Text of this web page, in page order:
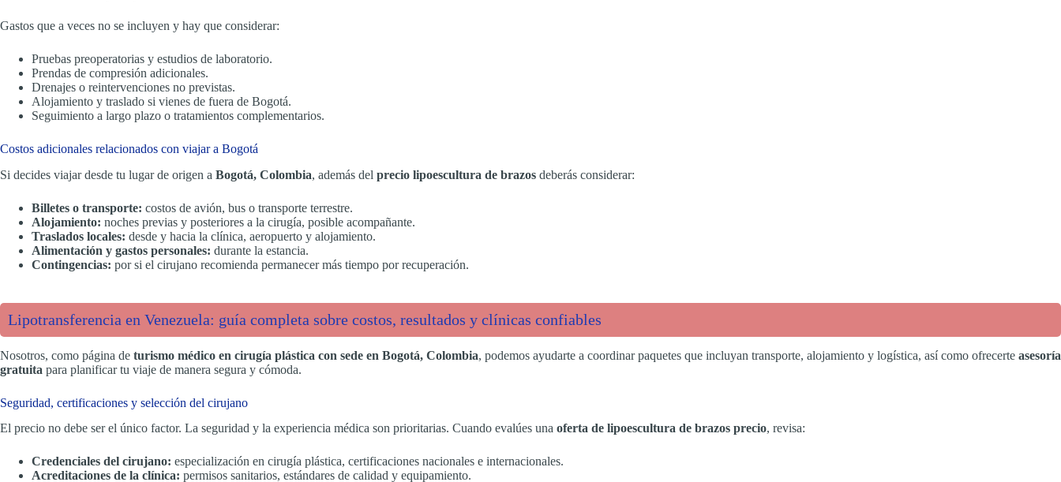
Gastos que a veces no se incluyen y hay que considerar:
Pruebas preoperatorias y estudios de laboratorio.
Prendas de compresión adicionales.
Drenajes o reintervenciones no previstas.
Alojamiento y traslado si vienes de fuera de Bogotá.
Seguimiento a largo plazo o tratamientos complementarios.
Costos adicionales relacionados con viajar a Bogotá
Si decides viajar desde tu lugar de origen a Bogotá, Colombia, además del precio lipoescultura de brazos deberás considerar:
Billetes o transporte: costos de avión, bus o transporte terrestre.
Alojamiento: noches previas y posteriores a la cirugía, posible acompañante.
Traslados locales: desde y hacia la clínica, aeropuerto y alojamiento.
Alimentación y gastos personales: durante la estancia.
Contingencias: por si el cirujano recomienda permanecer más tiempo por recuperación.
Lipotransferencia en Venezuela: guía completa sobre costos, resultados y clínicas confiables
Nosotros, como página de turismo médico en cirugía plástica con sede en Bogotá, Colombia, podemos ayudarte a coordinar paquetes que incluyan transporte, alojamiento y logística, así como ofrecerte asesoría
gratuita para planificar tu viaje de manera segura y cómoda.
Seguridad, certificaciones y selección del cirujano
El precio no debe ser el único factor. La seguridad y la experiencia médica son prioritarias. Cuando evalúes una oferta de lipoescultura de brazos precio, revisa:
Credenciales del cirujano: especialización en cirugía plástica, certificaciones nacionales e internacionales.
Acreditaciones de la clínica: permisos sanitarios, estándares de calidad y equipamiento.